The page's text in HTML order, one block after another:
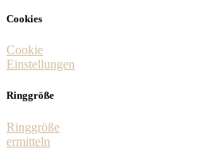
Cookies
Cookie
Einstellungen
Ringgröße
Ringgröße
ermitteln